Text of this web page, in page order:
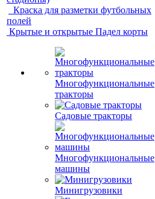
Краска для разметки футбольных
полей
Крытые и открытые Падел корты
Многофункциональные
тракторы
Садовые тракторы
Многофункциональные
машины
Минигрузовики